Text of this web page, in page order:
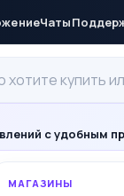
Чаты
с удобным
МАГАЗИНЫ